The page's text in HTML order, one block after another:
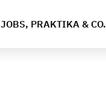
JOBS, PRAKTIKA & CO.